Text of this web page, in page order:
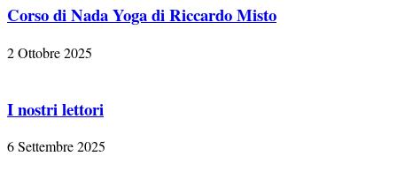
Corso di Nada Yoga di Riccardo Misto
2 Ottobre 2025
I nostri lettori
6 Settembre 2025